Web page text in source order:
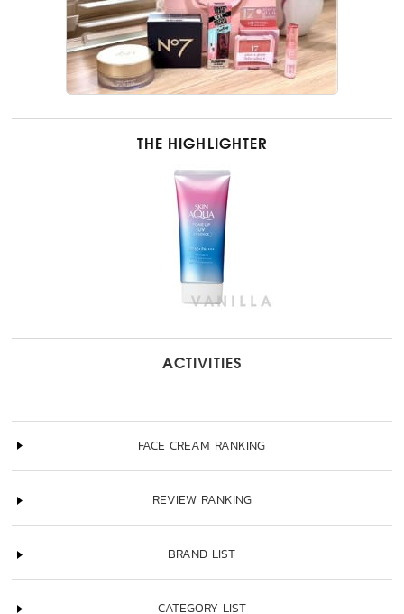
THE HIGHLIGHTER
ACTIVITIES
FACE CREAM RANKING
REVIEW RANKING
BRAND LIST
CATEGORY LIST